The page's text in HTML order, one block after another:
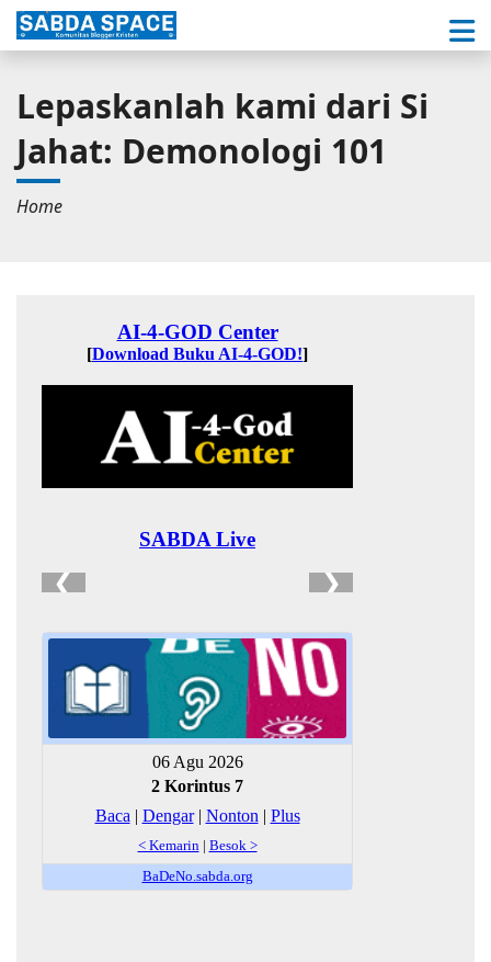
Lepaskanlah kami dari Si
Jahat: Demonologi 101
Home